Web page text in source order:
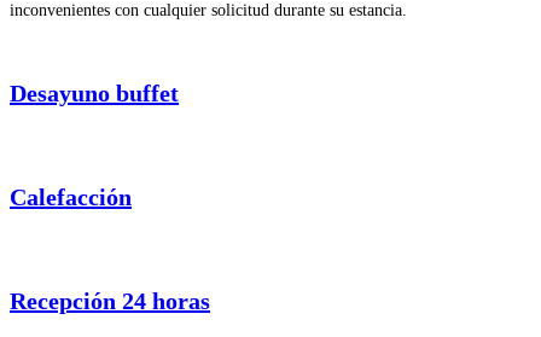
inconvenientes con cualquier solicitud durante su estancia.
Desayuno buffet
Calefacción
Recepción 24 horas